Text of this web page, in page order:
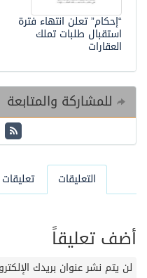
“إحكام” تعلن انتهاء فترة
استقبال طلبات تملك
العقارات
للمشاركة والمتابعة
التعليقات
أضف تعليقاً
لن يتم نشر عنوان بريدك